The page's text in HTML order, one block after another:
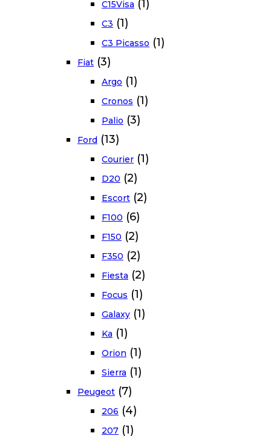
C15Visa (1)
C3 (1)
C3 Picasso (1)
Fiat (3)
Argo (1)
Cronos (1)
Palio (3)
Ford (13)
Courier (1)
D20 (2)
Escort (2)
F100 (6)
F150 (2)
F350 (2)
Fiesta (2)
Focus (1)
Galaxy (1)
Ka (1)
Orion (1)
Sierra (1)
Peugeot (7)
206 (4)
207 (1)